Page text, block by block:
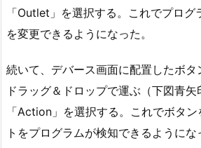
「Outlet」を選択する。これでプロ
を変更できるようになった。
続いて、デバース画面に配置したボタ
ドラッグ＆ドロップで運ぶ（下図青
「Action」を選択する。これでボタ
トをプログラムが検知できるようにな